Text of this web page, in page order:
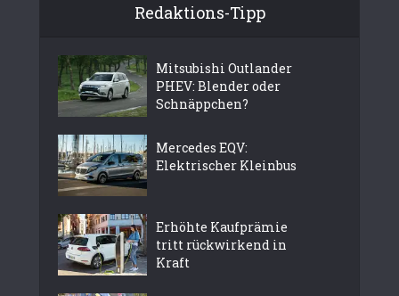
Redaktions-Tipp
Mitsubishi Outlander
PHEV: Blender oder
Schnäppchen?
Mercedes EQV:
Elektrischer Kleinbus
Erhöhte Kaufprämie
tritt rückwirkend in
Kraft